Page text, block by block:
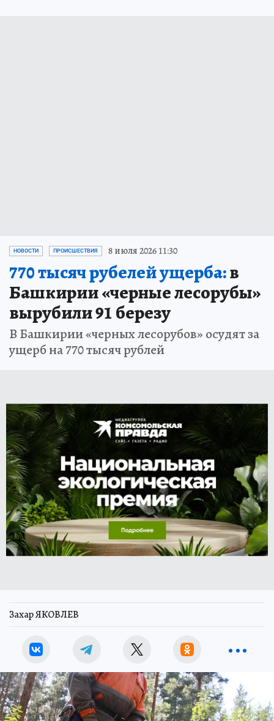
НОВОСТИ ПРОИСШЕСТВИЯ 8 июля 2026 11:30
770 тысяч рубелей ущерба:в
Башкирии «черные лесорубы»
вырубили 91 березу
В Башкирии «черных лесорубов» осудят за
ущерб на 770 тысяч рублей
Захар ЯКОВЛЕВ